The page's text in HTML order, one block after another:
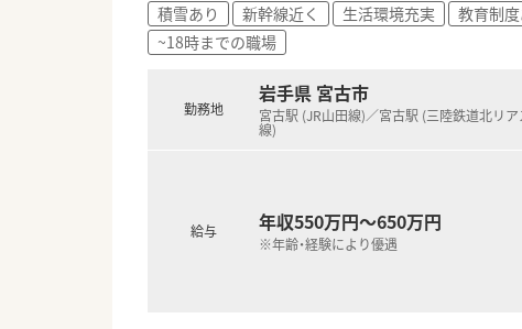
積雪あり
新幹線近く 生活環境充実 教育制度
~18時までの職場
勤務地
岩手県 宮古市
宮古駅 (JR山田線)／宮古駅 (三陸鉄道北リア
線)
給与 年収550万円～650万円
※年齢・経験により優遇